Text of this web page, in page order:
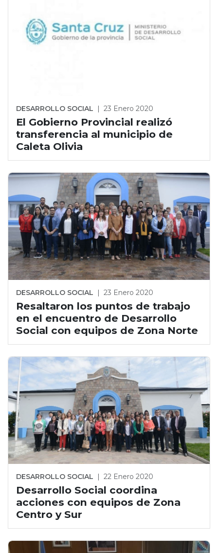
DESARROLLO SOCIAL | 23 Enero 2020
El Gobierno Provincial realizó
transferencia al municipio de
Caleta Olivia
DESARROLLO SOCIAL | 23 Enero 2020
Resaltaron los puntos de trabajo
en el encuentro de Desarrollo
Social con equipos de Zona Norte
DESARROLLO SOCIAL | 22 Enero 2020
Desarrollo Social coordina
acciones con equipos de Zona
Centro y Sur